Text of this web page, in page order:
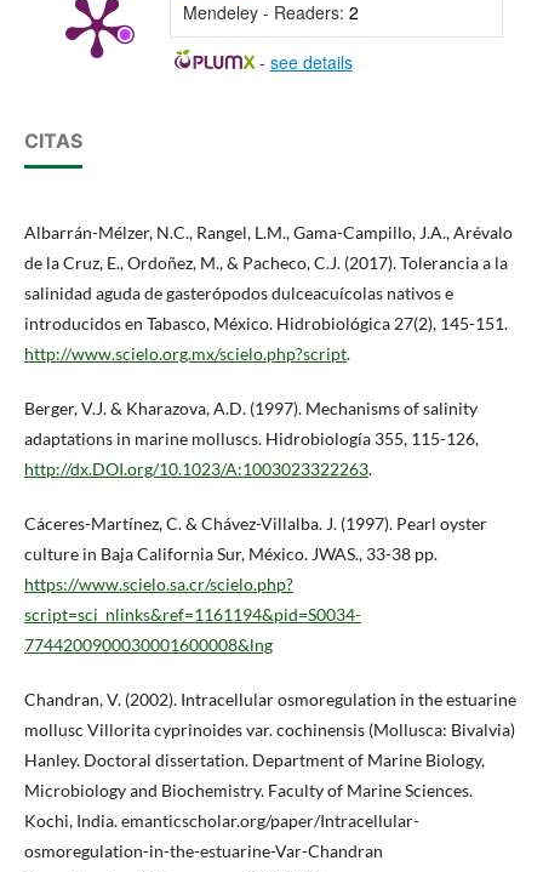
Mendeley - Readers: 2
- see details
CITAS
Albarrán-Mélzer, N.C., Rangel, L.M., Gama-Campillo, J.A., Arévalo
de la Cruz, E., Ordoñez, M., & Pacheco, C.J. (2017). Tolerancia a la
salinidad aguda de gasterópodos dulceacuícolas nativos e
introducidos en Tabasco, México. Hidrobiológica 27(2), 145-151.
http://www.scielo.org.mx/scielo.php?script.
Berger, V.J. & Kharazova, A.D. (1997). Mechanisms of salinity
adaptations in marine molluscs. Hidrobiología 355, 115-126,
http://dx.DOI.org/10.1023/A:1003023322263.
Cáceres-Martínez, C. & Chávez-Villalba. J. (1997). Pearl oyster
culture in Baja California Sur, México. JWAS., 33-38 pp.
https://www.scielo.sa.cr/scielo.php?
script=sci_nlinks&ref=1161194&pid=S0034-
7744200900030001600008&lng
Chandran, V. (2002). Intracellular osmoregulation in the estuarine
mollusc Villorita cyprinoides var. cochinensis (Mollusca: Bivalvia)
Hanley. Doctoral dissertation. Department of Marine Biology,
Microbiology and Biochemistry. Faculty of Marine Sciences.
Kochi, India. emanticscholar.org/paper/Intracellular-
osmoregulation-in-the-estuarine-Var-Chandran